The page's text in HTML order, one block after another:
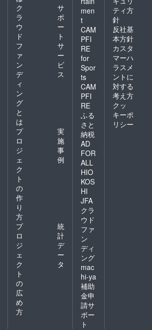
ク
ラ
ウ
ド
フ
ァ
ン
デ
ィ
ン
グ
と
は
サ
ポ
ー
ト
サ
ー
ビ
ス
プ
ロ
ジ
ェ
ク
ト
の
作
り
方
実
施
事
例
プ
ロ
ジ
ェ
ク
ト
の
広
め
方
統
計
デ
ー
タ
men
t
CAM
PFI
RE
for
Spor
ts
CAM
PFI
RE
ふる
さと
納税
AD
FOR
ALL
HIO
KOS
HI
JFA
クラ
ウド
ファ
ン
ディ
ング
mac
hi-ya
補助
金申
請サ
ポー
ト
ティ方
針
反社基
本方針
カスタ
マーハ
ラスメ
ントに
対する
考え方
クッ
キーポ
リシー